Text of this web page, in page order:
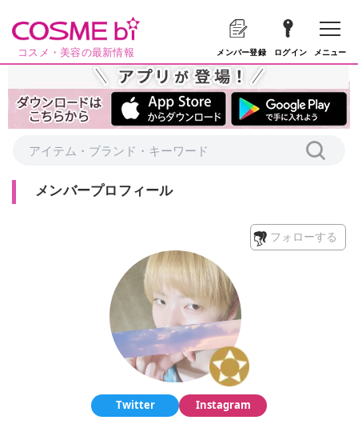
コスメ・美容の最新情報 メンバー登録 ログイン メニュー
メンバープロフィール
フォローする
Twitter Instagram